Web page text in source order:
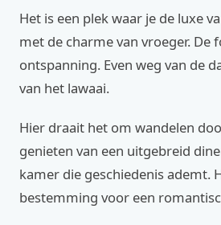
Het is een plek waar je de luxe
met de charme van vroeger. De
ontspanning. Even weg van de
van het lawaai.
Hier draait het om wandelen
genieten van een uitgebreid
kamer die geschiedenis ademt.
bestemming voor een